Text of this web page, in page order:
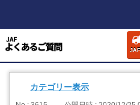
カテゴリー表示